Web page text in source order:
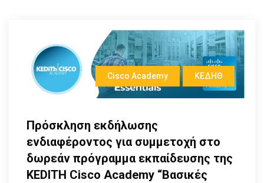
Cisco Academy ΚΕΔΗΘ
Πρόσκληση εκδήλωσης
ενδιαφέροντος για συμμετοχή στο
δωρεάν πρόγραμμα εκπαίδευσης της
KEDITH Cisco Academy “Βασικές